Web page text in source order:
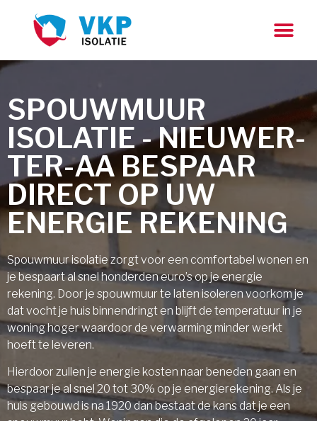
SPOUWMUUR
ISOLATIE - NIEUWER-
TER-AA BESPAAR
DIRECT OP UW
ENERGIE REKENING
Spouwmuur isolatie zorgt voor een comfortabel wonen en
je bespaart al snel honderden euro’s op je energie
rekening. Door je spouwmuur te laten isoleren voorkom je
dat vocht je huis binnendringt en blijft de temperatuur in je
woning hoger waardoor de verwarming minder werkt
hoeft te leveren.
Hierdoor zullen je energie kosten naar beneden gaan en
bespaar je al snel 20 tot 30% op je energierekening. Als je
huis gebouwd is na 1920 dan bestaat de kans dat je een